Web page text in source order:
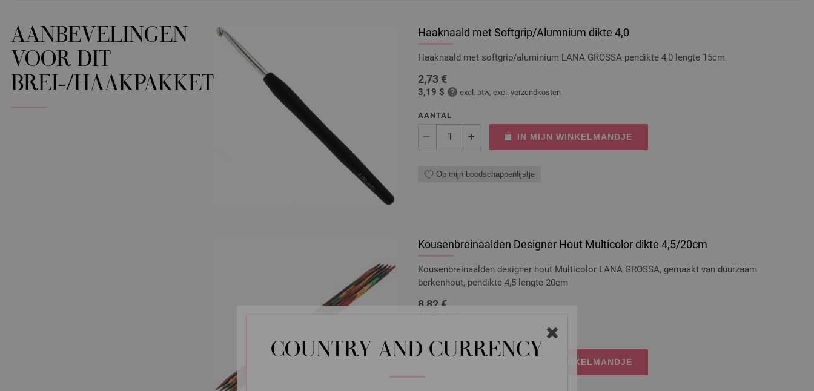
COUNTRY AND CURRENCY
AANBEVELINGEN
VOOR DIT
BREI-/HAAKPAKKET
Haaknaald met Softgrip/Alumnium dikte 4,0
Haaknaald met softgrip/aluminium LANA GROSSA pendikte 4,0 lengte 15cm
2,73 €
3,19 $ excl. btw, excl. verzendkosten
AANTAL
IN MIJN WINKELMANDJE
Op mijn boodschappenlijstje
Kousenbreinaalden Designer Hout Multicolor dikte 4,5/20cm
Kousenbreinaalden designer hout Multicolor LANA GROSSA, gemaakt van duurzaam
berkenhout, pendikte 4,5 lengte 20cm
8,82 €
10,29 $ excl. btw, excl.verzendkosten
AANTAL
IN MIJN WINKELMANDJE